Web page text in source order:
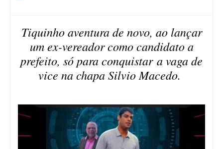
Tiquinho aventura de novo, ao lançar
um ex-vereador como candidato a
prefeito, só para conquistar a vaga de
vice na chapa Silvio Macedo.